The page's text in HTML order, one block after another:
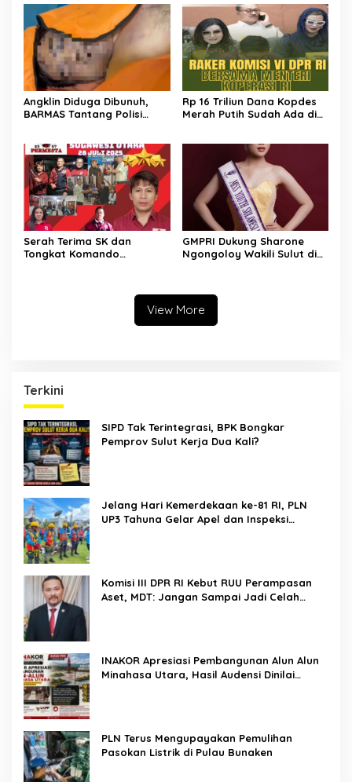
Angklin Diduga Dibunuh,
BARMAS Tantang Polisi
Rp 16 Triliun Dana Kopdes
Merah Putih Sudah Ada di
untuk Rakyat
Serah Terima SK dan
Tongkat Komando
GMPRI Dukung Sharone
Ngongoloy Wakili Sulut di
View More
Terkini
SIPD Tak Terintegrasi, BPK Bongkar
Pemprov Sulut Kerja Dua Kali?
Jelang Hari Kemerdekaan ke-81 RI, PLN
UP3 Tahuna Gelar Apel dan Inspeksi
Komisi III DPR RI Kebut RUU Perampasan
Aset, MDT: Jangan Sampai Jadi Celah
INAKOR Apresiasi Pembangunan Alun Alun
Minahasa Utara, Hasil Audensi Dinilai
PLN Terus Mengupayakan Pemulihan
Pasokan Listrik di Pulau Bunaken